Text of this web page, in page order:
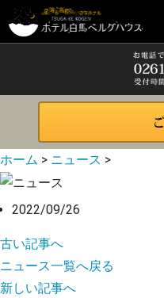
ホーム > ニュース >
2022/09/26
古い記事へ
ニュース一覧へ戻る
新しい記事へ